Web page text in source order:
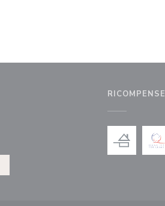
una nuova finestra))
((apre una nuova finestra))
RICOMPENSE